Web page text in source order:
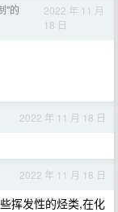
"的
2022 年 11 月
18 日
2022 年 11 月 18 日
2022 年 11 月 18 日
挥发性的烃类,在化